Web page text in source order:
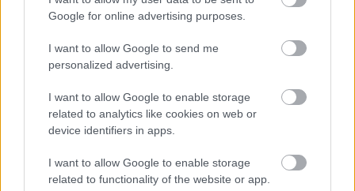
Google for online advertising purposes.
I want to allow Google to send me
personalized advertising.
I want to allow Google to enable storage
related to analytics like cookies on web or
device identifiers in apps.
I want to allow Google to enable storage
related to functionality of the website or app.
Palvelutarjonta
ALV-laskelmat, ilmoitukset verottajalle ja
tilinpäätökset
Lakisääteinen kirjanpito
Liiketoiminnan kehittämispalvelut (esim.
verosuunnittelu)
Maksatuspalvelut
Palkkahallinnon palvelut